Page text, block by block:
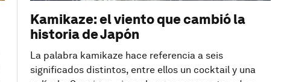
Kamikaze: el viento que cambió la
historia de Japón
La palabra kamikaze hace referencia a seis
significados distintos, entre ellos un cocktail y una